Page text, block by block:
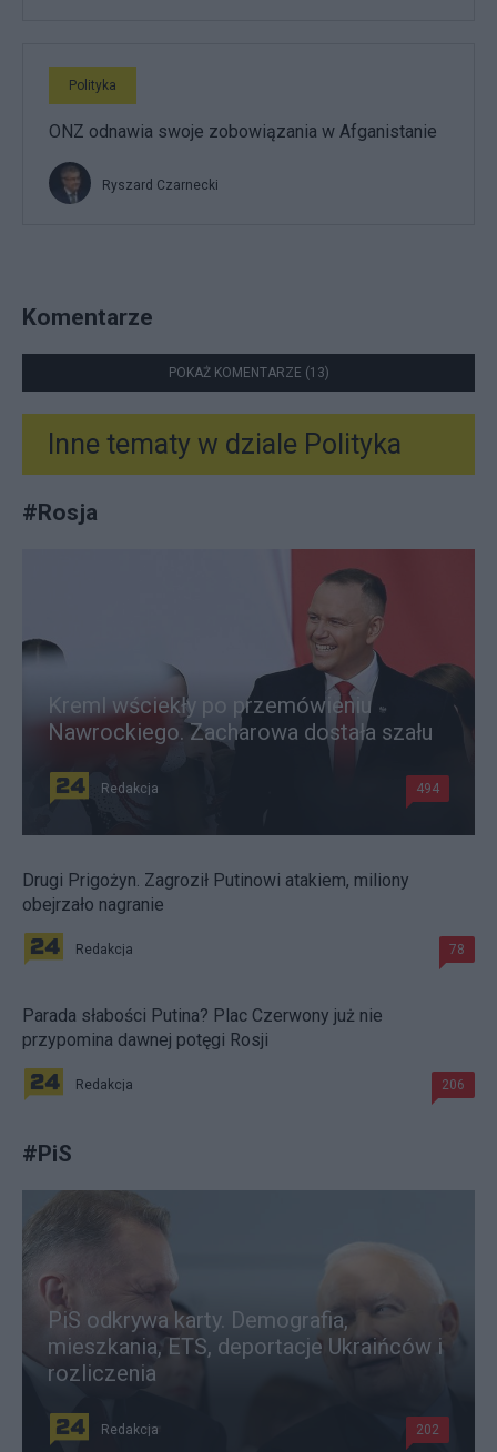
Polityka
ONZ odnawia swoje zobowiązania w Afganistanie
Ryszard Czarnecki
Komentarze
POKAŻ KOMENTARZE (13)
Inne tematy w dziale Polityka
#Rosja
Kreml wściekły po przemówieniu
Nawrockiego. Zacharowa dostała szału
Redakcja 494
Drugi Prigożyn. Zagroził Putinowi atakiem, miliony
obejrzało nagranie
Redakcja 78
Parada słabości Putina? Plac Czerwony już nie
przypomina dawnej potęgi Rosji
Redakcja 206
#PiS
PiS odkrywa karty. Demografia,
mieszkania, ETS, deportacje Ukraińców i
rozliczenia
Redakcja 202